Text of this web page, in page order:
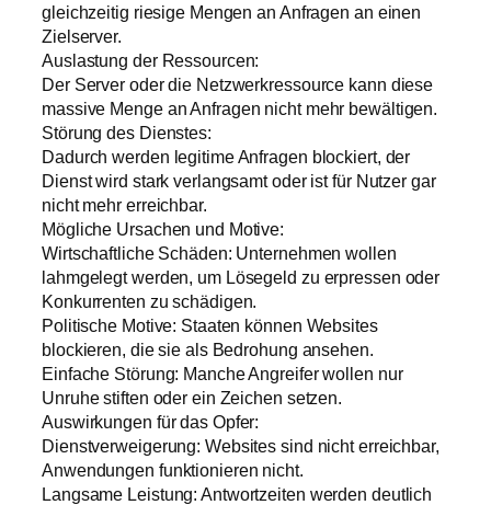
gleichzeitig riesige Mengen an Anfragen an einen
Zielserver.
Auslastung der Ressourcen:
Der Server oder die Netzwerkressource kann diese
massive Menge an Anfragen nicht mehr bewältigen.
Störung des Dienstes:
Dadurch werden legitime Anfragen blockiert, der
Dienst wird stark verlangsamt oder ist für Nutzer gar
nicht mehr erreichbar.
Mögliche Ursachen und Motive:
Wirtschaftliche Schäden: Unternehmen wollen
lahmgelegt werden, um Lösegeld zu erpressen oder
Konkurrenten zu schädigen.
Politische Motive: Staaten können Websites
blockieren, die sie als Bedrohung ansehen.
Einfache Störung: Manche Angreifer wollen nur
Unruhe stiften oder ein Zeichen setzen.
Auswirkungen für das Opfer:
Dienstverweigerung: Websites sind nicht erreichbar,
Anwendungen funktionieren nicht.
Langsame Leistung: Antwortzeiten werden deutlich